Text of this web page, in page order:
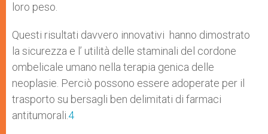
loro peso.
Questi risultati davvero innovativi hanno dimostrato
la sicurezza e l’ utilità delle staminali del cordone
ombelicale umano nella terapia genica delle
neoplasie. Perciò possono essere adoperate per il
trasporto su bersagli ben delimitati di farmaci
antitumorali. 4